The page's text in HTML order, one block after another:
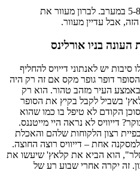
הכל יכול לקרות במקומות 5-8 במערב. לברון מעוור את
אבל עדיין מעוור.
סיבות יש לאנתוני דייויס להחליף
הסופר דופר גופר מקס אם זה רק היה
באמצע העיר מזהב טהור. הוא רק
בשביל לקבל בקיץ את הסופר
הקודם לא טיפל בו כמו שהוא
דייוויס לא נראה היי מייטננס.
רצון הלקוחות שלהם והאכלת
אחת – דייוויס רוצה החוצה.
הוא הביא את קלאץ' שיעשו את
זה יקרה אחרי שבוע רע של